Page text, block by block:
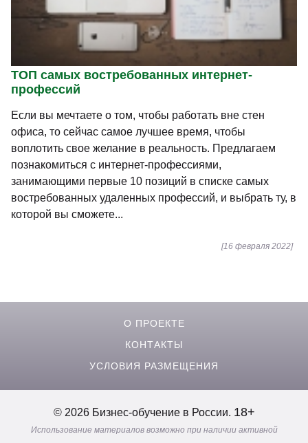
ТОП самых востребованных интернет-
профессий
Если вы мечтаете о том, чтобы работать вне стен
офиса, то сейчас самое лучшее время, чтобы
воплотить свое желание в реальность. Предлагаем
познакомиться с интернет-профессиями,
занимающими первые 10 позиций в списке самых
востребованных удаленных профессий, и выбрать ту, в
которой вы сможете...
[16 февраля 2022]
О ПРОЕКТЕ
КОНТАКТЫ
УСЛОВИЯ РАЗМЕЩЕНИЯ
© 2026 Бизнес-обучение в России. 18+
Использование материалов возможно при наличии активной